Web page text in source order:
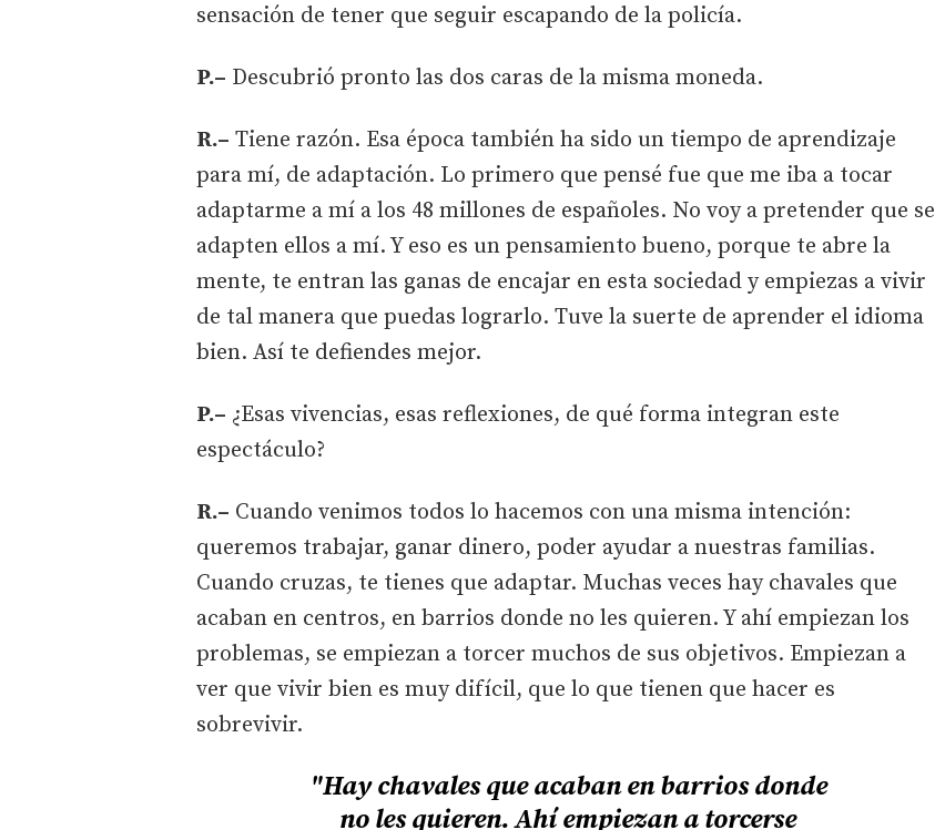
sensación de tener que seguir escapando de la policía.
P.– Descubrió pronto las dos caras de la misma moneda.
R.– Tiene razón. Esa época también ha sido un tiempo de aprendizaje
para mí, de adaptación. Lo primero que pensé fue que me iba a tocar
adaptarme a mí a los 48 millones de españoles. No voy a pretender que se
adapten ellos a mí. Y eso es un pensamiento bueno, porque te abre la
mente, te entran las ganas de encajar en esta sociedad y empiezas a vivir
de tal manera que puedas lograrlo. Tuve la suerte de aprender el idioma
bien. Así te defiendes mejor.
P.– ¿Esas vivencias, esas reflexiones, de qué forma integran este
espectáculo?
R.– Cuando venimos todos lo hacemos con una misma intención:
queremos trabajar, ganar dinero, poder ayudar a nuestras familias.
Cuando cruzas, te tienes que adaptar. Muchas veces hay chavales que
acaban en centros, en barrios donde no les quieren. Y ahí empiezan los
problemas, se empiezan a torcer muchos de sus objetivos. Empiezan a
ver que vivir bien es muy difícil, que lo que tienen que hacer es
sobrevivir.
"Hay chavales que acaban en barrios donde
no les quieren. Ahí empiezan a torcerse